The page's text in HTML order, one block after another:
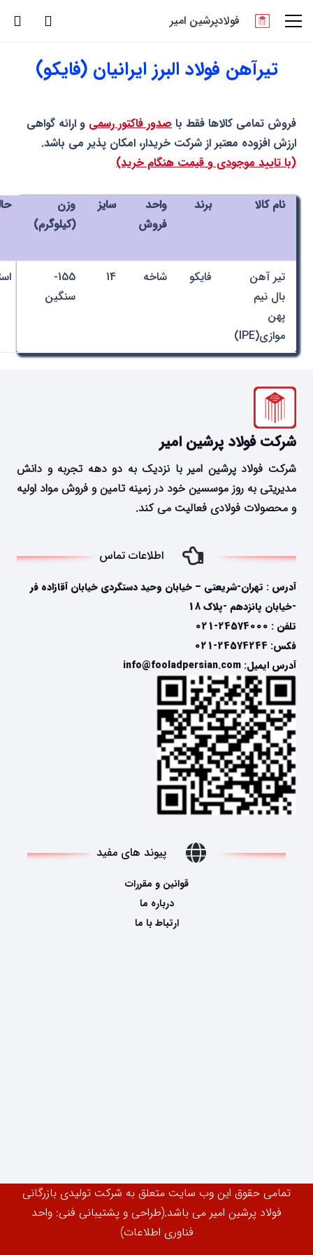
فولادپرشین امیر
تیرآهن فولاد البرز ایرانیان (فایکو)
فروش تمامی کالاها فقط با صدور فاکتور رسمی و ارائه گواهی
ارزش افزوده معتبر از شرکت خریدار، امکان پذیر می باشد.
(با تایید موجودی و قیمت هنگام خرید)
نام کالا برند
واحد
فروش
سایز
وزن
(کیلوگرم)
تیر آهن
بال نیم
پهن
موازی(IPE)
فایکو شاخه 14
155-
سنگین
شرکت فولاد پرشین امیر
شرکت فولاد پرشین امیر با نزدیک به دو دهه تجربه و دانش
مدیریتی به روز موسسین خود در زمینه تامین و فروش مواد اولیه
و محصولات فولادی فعالیت می کند.
اطلاعات تماس
آدرس : تهران-شریعتی – خیابان وحید دستگردی خیابان آقازاده فر
-خیابان پانزدهم -پلاک 18
تلفن : 24574000-021
فکس: 24574244-021
آدرس ایمیل: info@fooladpersian.com
پیوند های مفید
قوانین و مقررات
درباره ما
ارتباط با ما
تمامی حقوق این وب سایت متعلق به شرکت تولیدی بازرگانی
فولاد پرشین امیر می باشد.(طراحی و پشتیبانی فنی: واحد
فناوری اطلاعات)